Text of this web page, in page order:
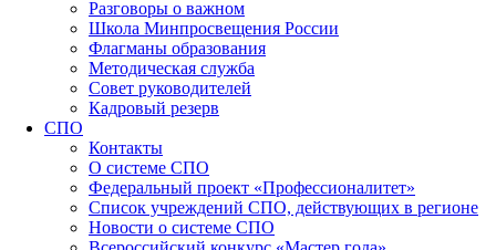
Разговоры о важном
Школа Минпросвещения России
Флагманы образования
Методическая служба
Совет руководителей
Кадровый резерв
СПО
Контакты
О системе СПО
Федеральный проект «Профессионалитет»
Список учреждений СПО, действующих в регионе
Новости о системе СПО